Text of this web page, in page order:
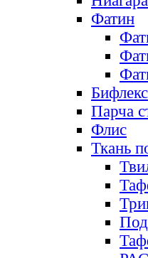
Фатин
Бифлекс
Парча
Флис
Ткань